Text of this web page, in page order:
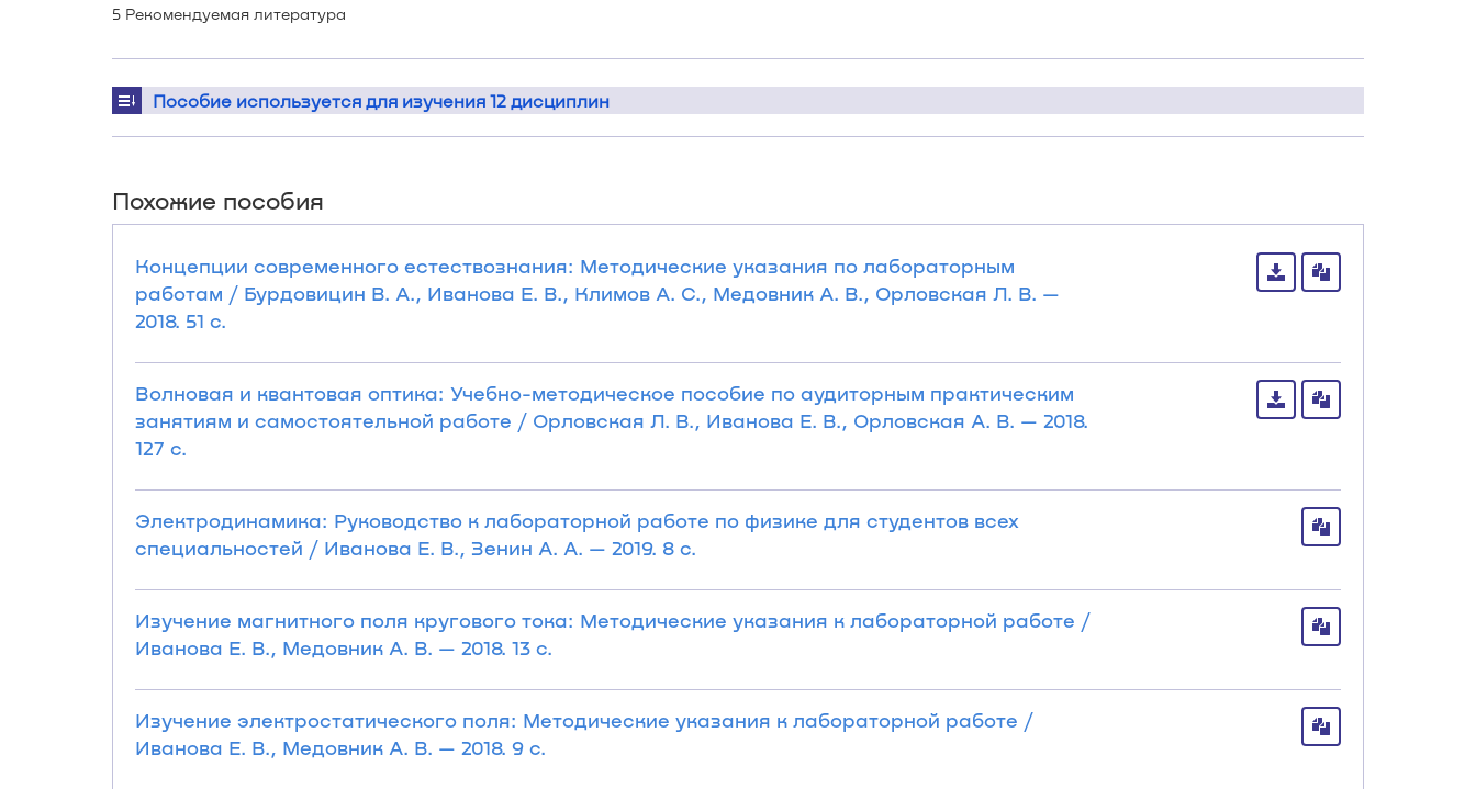
5 Рекомендуемая литература
Пособие используется для изучения 12 дисциплин
Похожие пособия
Концепции современного естествознания: Методические указания по лабораторным
работам / Бурдовицин В. А., Иванова Е. В., Климов А. С., Медовник А. В., Орловская Л. В. —
2018. 51 с.
Волновая и квантовая оптика: Учебно-методическое пособие по аудиторным практическим
занятиям и самостоятельной работе / Орловская Л. В., Иванова Е. В., Орловская А. В. — 2018.
127 с.
Электродинамика: Руководство к лабораторной работе по физике для студентов всех
специальностей / Иванова Е. В., Зенин А. А. — 2019. 8 с.
Изучение магнитного поля кругового тока: Методические указания к лабораторной работе /
Иванова Е. В., Медовник А. В. — 2018. 13 с.
Изучение электростатического поля: Методические указания к лабораторной работе /
Иванова Е. В., Медовник А. В. — 2018. 9 с.